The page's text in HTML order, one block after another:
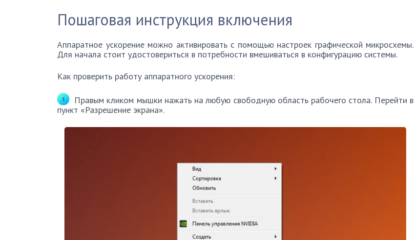
Пошаговая инструкция включения
Аппаратное ускорение можно активировать с помощью настроек графической микросхемы.
Для начала стоит удостовериться в потребности вмешиваться в конфигурацию системы.
Как проверить работу аппаратного ускорения:
Правым кликом мышки нажать на любую свободную область рабочего стола. Перейти в
пункт «Разрешение экрана».